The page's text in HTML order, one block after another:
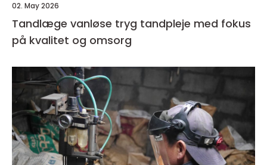
02. May 2026
Tandlæge vanløse tryg tandpleje med fokus
på kvalitet og omsorg